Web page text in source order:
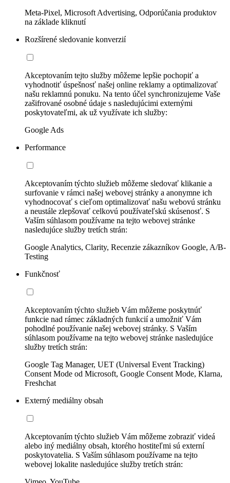
Meta-Pixel, Microsoft Advertising, Odporúčania produktov
na základe kliknutí
Rozšírené sledovanie konverzií
Akceptovaním tejto služby môžeme lepšie pochopiť a
vyhodnotiť úspešnosť našej online reklamy a optimalizovať
našu reklamnú ponuku. Na tento účel synchronizujeme Vaše
zašifrované osobné údaje s nasledujúcimi externými
poskytovateľmi, ak už využívate ich služby:
Google Ads
Performance
Akceptovaním týchto služieb môžeme sledovať klikanie a
surfovanie v rámci našej webovej stránky a anonymne ich
vyhodnocovať s cieľom optimalizovať našu webovú stránku
a neustále zlepšovať celkovú používateľskú skúsenosť. S
Vaším súhlasom používame na tejto webovej stránke
nasledujúce služby tretích strán:
Google Analytics, Clarity, Recenzie zákazníkov Google, A/B-
Testing
Funkčnosť
Akceptovaním týchto služieb Vám môžeme poskytnúť
funkcie nad rámec základných funkcií a umožniť Vám
pohodlné používanie našej webovej stránky. S Vaším
súhlasom používame na tejto webovej stránke nasledujúce
služby tretích strán:
Google Tag Manager, UET (Universal Event Tracking)
Consent Mode od Microsoft, Google Consent Mode, Klarna,
Freshchat
Externý mediálny obsah
Akceptovaním týchto služieb Vám môžeme zobraziť videá
alebo iný mediálny obsah, ktorého hostiteľmi sú externí
poskytovatelia. S Vaším súhlasom používame na tejto
webovej lokalite nasledujúce služby tretích strán: